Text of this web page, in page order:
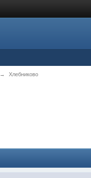
→ Хлебниково